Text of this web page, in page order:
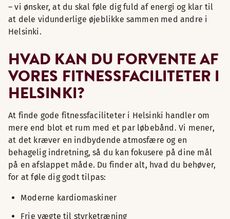
– vi ønsker, at du skal føle dig fuld af energi og klar til
at dele vidunderlige øjeblikke sammen med andre i
Helsinki.
HVAD KAN DU FORVENTE AF
VORES FITNESSFACILITETER I
HELSINKI?
At finde gode fitnessfaciliteter i Helsinki handler om
mere end blot et rum med et par løbebånd. Vi mener,
at det kræver en indbydende atmosfære og en
behagelig indretning, så du kan fokusere på dine mål
på en afslappet måde. Du finder alt, hvad du behøver,
for at føle dig godt tilpas:
Moderne kardiomaskiner
Frie vægte til styrketræning